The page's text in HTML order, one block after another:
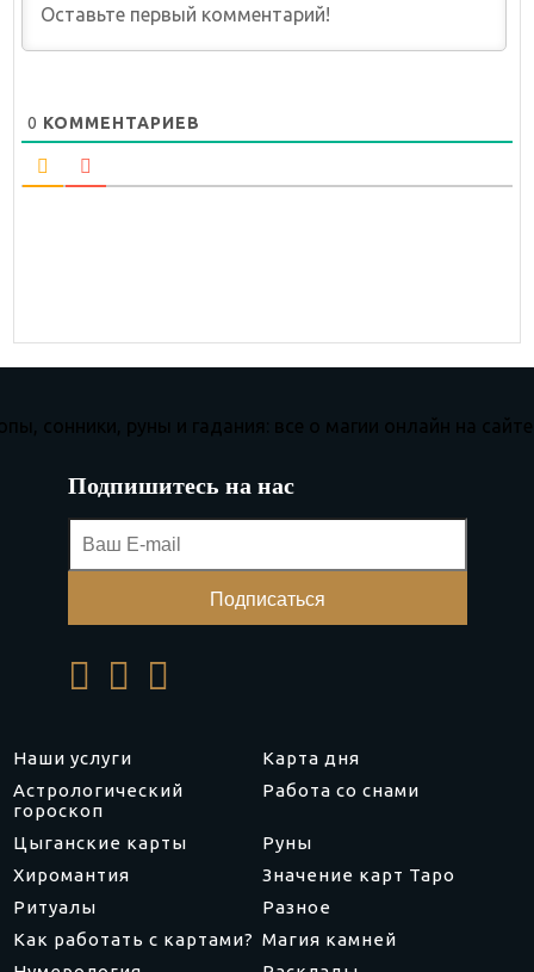
0 КОММЕНТАРИЕВ
Наши услуги
Карта дня
Астрологический
гороскоп
Работа со снами
Цыганские карты
Руны
Хиромантия
Значение карт Таро
Ритуалы
Разное
Как работать с картами? Магия камней
Подпишитесь на нас